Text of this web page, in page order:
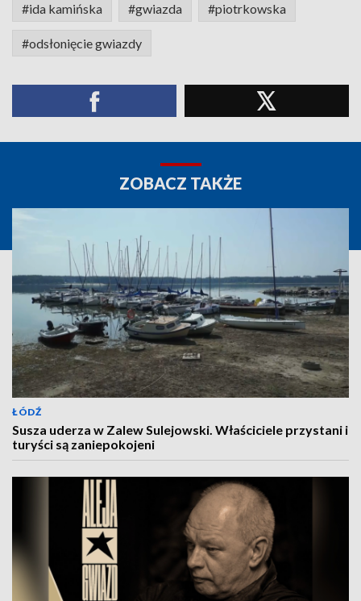
#ida kamińska #gwiazda #piotrkowska
#odsłonięcie gwiazdy
ZOBACZ TAKŻE
ŁÓDŹ
Susza uderza w Zalew Sulejowski. Właściciele przystani i
turyści są zaniepokojeni